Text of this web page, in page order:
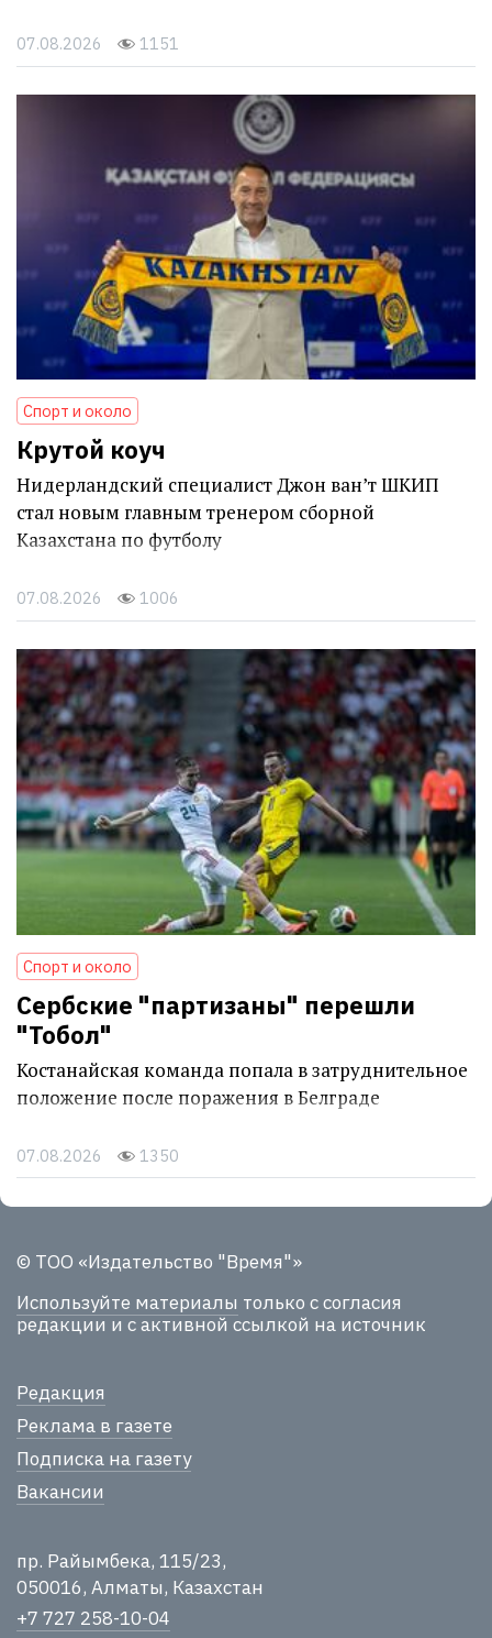
07.08.2026 1151
Спорт и около
Крутой коуч
Нидерландский специалист Джон ван’т ШКИП
стал новым главным тренером сборной
Казахстана по футболу
07.08.2026 1006
Спорт и около
Сербские "партизаны" перешли
"Тобол"
Костанайская команда попала в затруднительное
положение после поражения в Белграде
07.08.2026 1350
© ТОО «Издательство "Время"»
Используйте материалы только с согласия
редакции и с активной ссылкой на источник
Редакция
Реклама в газете
Подписка на газету
Вакансии
пр. Райымбека, 115/23,
050016, Алматы, Казахстан
+7 727 258-10-04